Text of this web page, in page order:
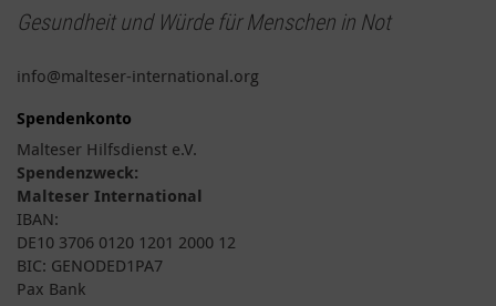
Gesundheit und Würde für Menschen in Not
info@malteser-international.org
Spendenkonto
Malteser Hilfsdienst e.V.
Spendenzweck:
Malteser International
IBAN:
DE10 3706 0120 1201 2000 12
BIC: GENODED1PA7
Pax Bank